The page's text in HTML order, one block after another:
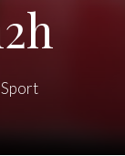
Sport